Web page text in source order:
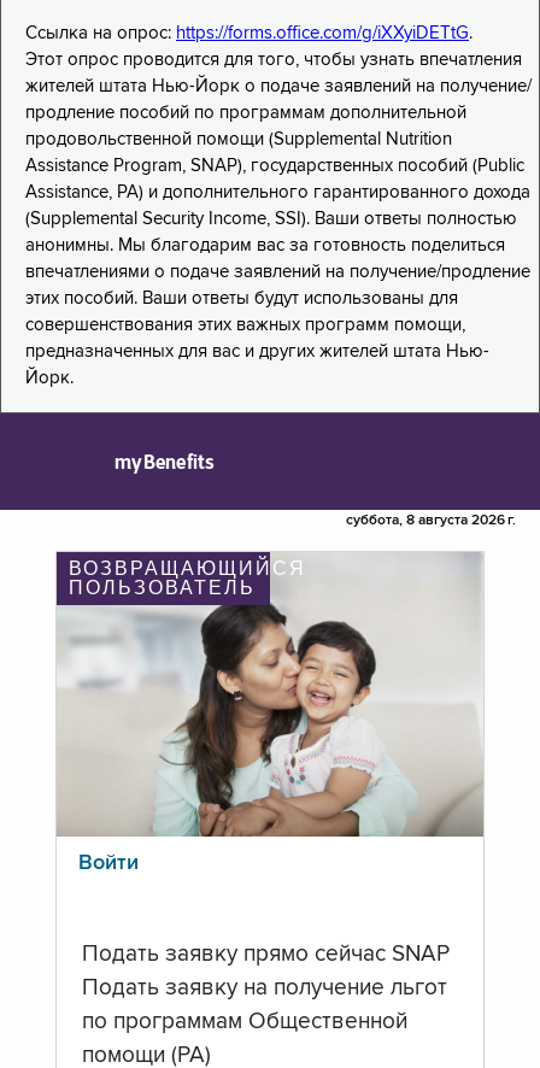
Ссылка на опрос: https://forms.office.com/g/iXXyiDETtG.
Этот опрос проводится для того, чтобы узнать впечатления
жителей штата Нью-Йорк о подаче заявлений на получение/
продление пособий по программам дополнительной
продовольственной помощи (Supplemental Nutrition
Assistance Program, SNAP), государственных пособий (Public
Assistance, PA) и дополнительного гарантированного дохода
(Supplemental Security Income, SSI). Ваши ответы полностью
анонимны. Мы благодарим вас за готовность поделиться
впечатлениями о подаче заявлений на получение/продление
этих пособий. Ваши ответы будут использованы для
совершенствования этих важных программ помощи,
предназначенных для вас и других жителей штата Нью-
Йорк.
myBenefits
суббота, 8 августа 2026 г.
ВОЗВРАЩАЮЩИЙСЯ
ПОЛЬЗОВАТЕЛЬ
Войти
Подать заявку прямо сейчас SNAP
Подать заявку на получение льгот
по программам Общественной
помощи (PA)